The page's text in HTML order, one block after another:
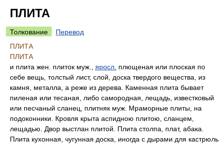
ПЛИТА
Толкование
Перевод
ПЛИТА
ПЛИТА
и плита жен. плиток муж., яросл. плющеная или плоская по
себе вещь, толстый лист, слой, доска твердого вещества, из
камня, металла, а реже из дерева. Каменная плита бывает
пиленая или тесаная, либо самородная, лещадь, известковый
или песчаный сланец, плитняк муж. Мраморные плиты, на
подоконники. Кровля крыта аспидною плитою, сланцем,
лещадью. Двор выстлан плитой. Плита столпа, плат, абака.
Плита кухонная, чугунная доска, иногда с дырами для кастрюль